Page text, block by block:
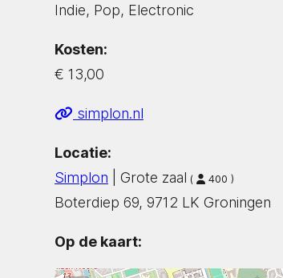
Indie, Pop, Electronic
Kosten:
€ 13,00
simplon.nl
Locatie:
Simplon | Grote zaal ( 400 )
Boterdiep 69, 9712 LK Groningen
Op de kaart: